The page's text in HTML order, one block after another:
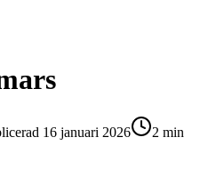
16 januari 2026
2 min